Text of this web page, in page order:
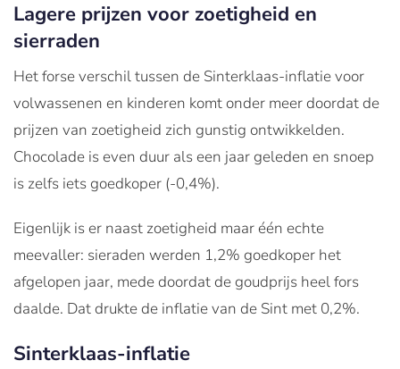
Lagere prijzen voor zoetigheid en
sierraden
Het forse verschil tussen de Sinterklaas-inflatie voor
volwassenen en kinderen komt onder meer doordat de
prijzen van zoetigheid zich gunstig ontwikkelden.
Chocolade is even duur als een jaar geleden en snoep
is zelfs iets goedkoper (-0,4%).
Eigenlijk is er naast zoetigheid maar één echte
meevaller: sieraden werden 1,2% goedkoper het
afgelopen jaar, mede doordat de goudprijs heel fors
daalde. Dat drukte de inflatie van de Sint met 0,2%.
Sinterklaas-inflatie